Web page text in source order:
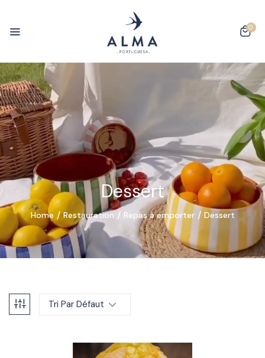
0
Dessert
Home Restauration Repas à emporter Dessert
Tri Par Défaut